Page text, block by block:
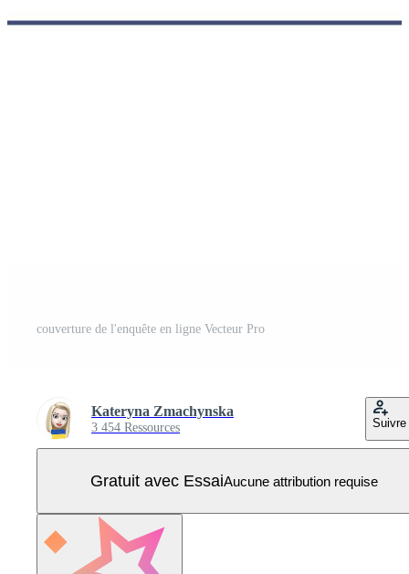
couverture de l'enquête en ligne Vecteur Pro
Kateryna Zmachynska
3 454 Ressources Suivre
Gratuit avec EssaiAucune attribution requise